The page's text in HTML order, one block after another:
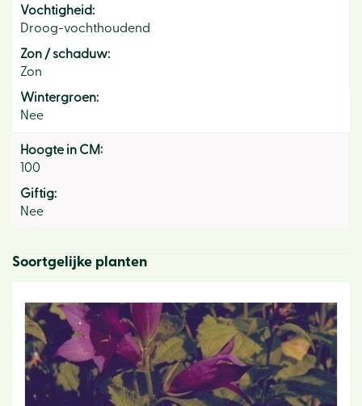
Vochtigheid:
Droog-vochthoudend
Zon / schaduw:
Zon
Wintergroen:
Nee
Hoogte in CM:
100
Giftig:
Nee
Soortgelijke planten